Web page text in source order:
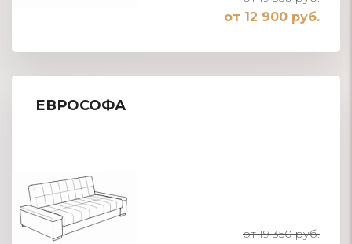
от 12 900 руб.
ЕВРОСОФА
от 19 350 руб.